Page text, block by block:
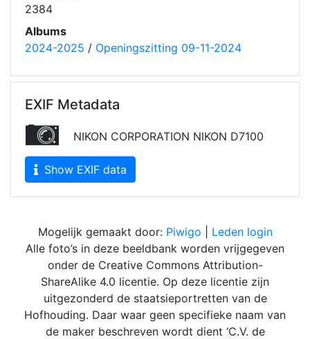
2384
Albums
2024-2025 / Openingszitting 09-11-2024
EXIF Metadata
NIKON CORPORATION NIKON D7100
Show EXIF data
Mogelijk gemaakt door: Piwigo
Leden login
Alle foto’s in deze beeldbank worden vrijgegeven
onder de Creative Commons Attribution-
ShareAlike 4.0 licentie. Op deze licentie zijn
uitgezonderd de staatsieportretten van de
Hofhouding. Daar waar geen specifieke naam van
de maker beschreven wordt dient ‘C.V. de